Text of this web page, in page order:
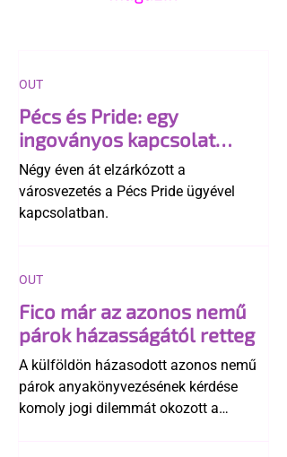
Pécs és Pride: egy
ingoványos kapcsolat
története
Négy éven át elzárkózott a
városvezetés a Pécs Pride ügyével
kapcsolatban.
OUT
Fico már az azonos nemű
párok házasságától retteg
A külföldön házasodott azonos nemű
párok anyakönyvezésének kérdése
komoly jogi dilemmát okozott a
OUT